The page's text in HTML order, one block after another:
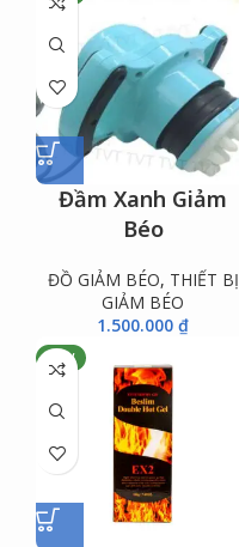
Đầm Xanh Giảm
Béo
ĐỒ GIẢM BÉO, THIẾT BỊ
GIẢM BÉO
1.500.000 ₫
NEW